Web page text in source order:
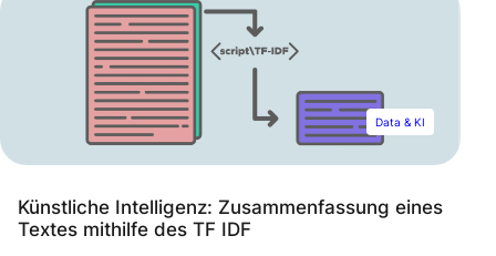
Data & KI
Künstliche Intelligenz: Zusammenfassung eines
Textes mithilfe des TF IDF